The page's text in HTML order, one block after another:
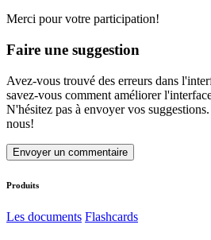
Merci pour votre participation!
Faire une suggestion
Avez-vous trouvé des erreurs dans
savez-vous comment améliorer
N'hésitez pas à envoyer vos
nous!
Envoyer un commentaire
Produits
Les documents Flashcards